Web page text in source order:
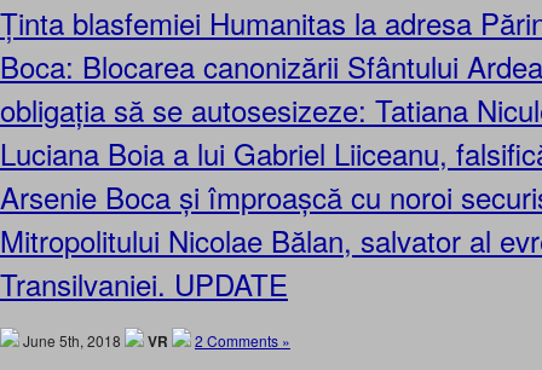
Ținta blasfemiei Humanitas la adresa
Boca: Blocarea canonizării Sfântului
obligația să se autosesizeze: Tatiana
Luciana Boia a lui Gabriel Liiceanu,
Arsenie Boca și împroașcă cu noroi
Mitropolitului Nicolae Bălan, salvator al
Transilvaniei. UPDATE
June 5th, 2018 VR 2 Comments »